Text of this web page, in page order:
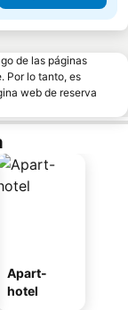
de las páginas
Por lo tanto, es
web de reserva
Apart-
hotel